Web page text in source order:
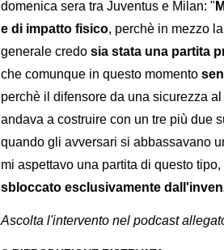
domenica sera tra Juventus e Milan: "
e di impatto fisico, perchè in mezzo
generale credo sia stata una partita
che comunque in questo momento
perchè il difensore da una sicurezza
andava a costruire con un tre più due
quando gli avversari si abbassavano
mi aspettavo una partita di questo tipo,
sbloccato esclusivamente
Ascolta l'intervento nel podcast